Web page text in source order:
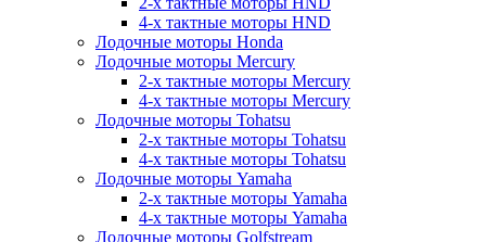
4-х тактные моторы HND
Лодочные моторы Honda
Лодочные моторы Mercury
2-х тактные моторы Mercury
4-х тактные моторы Mercury
Лодочные моторы Tohatsu
2-х тактные моторы Tohatsu
4-х тактные моторы Tohatsu
Лодочные моторы Yamaha
2-х тактные моторы Yamaha
4-х тактные моторы Yamaha
Лодочные моторы Golfstream